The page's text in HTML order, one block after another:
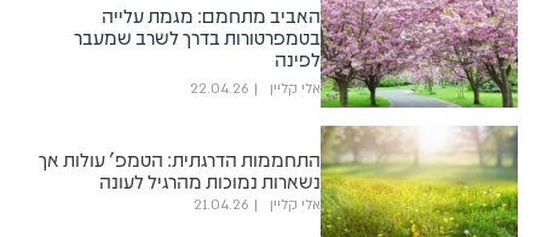
האביב מתחמם: מגמת עלייה
בטמפרטורות בדרך לשרב שמעבר
לפינה
אלי קליין 22.04.26
התחממות הדרגתית: הטמפ' עולות אך
נשארות נמוכות מהרגיל לעונה
אלי קליין 21.04.26